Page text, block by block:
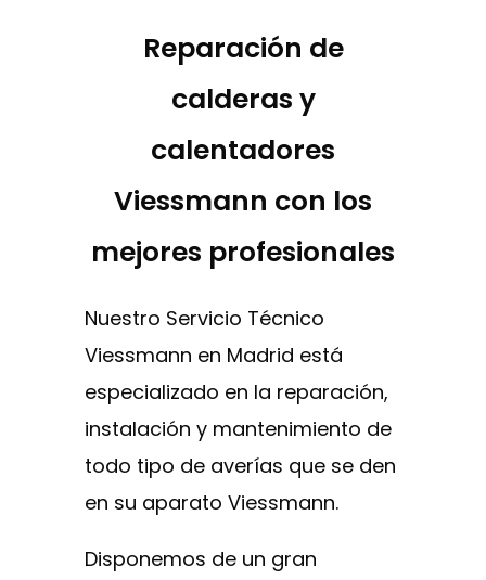
Reparación de
calderas y
calentadores
Viessmann con los
mejores profesionales
Nuestro Servicio Técnico
Viessmann en Madrid está
especializado en la reparación,
instalación y mantenimiento de
todo tipo de averías que se den
en su aparato Viessmann.
Disponemos de un gran